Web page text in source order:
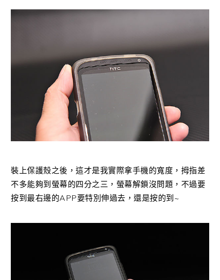
裝上保護殼之後，這才是我實際拿手機的寬度，拇指差
不多能夠到螢幕的四分之三，螢幕解鎖沒問題，不過要
按到最右邊的APP要特別伸過去，還是按的到~